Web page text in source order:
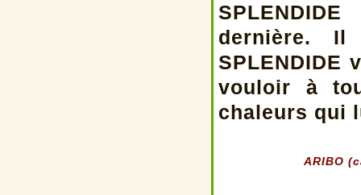
dernière.
SPLENDIDE
vouloir à
chaleurs qui
ARIBO